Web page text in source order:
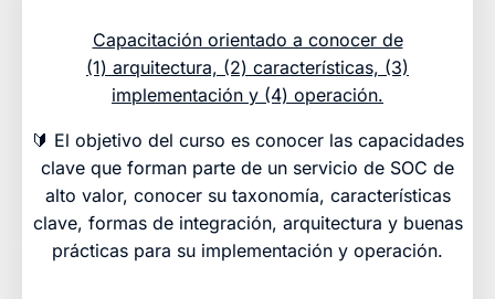
Capacitación orientado a conocer de
(1) arquitectura, (2) características, (3)
implementación y (4) operación.
🔰 El objetivo del curso es conocer las capacidades
clave que forman parte de un servicio de SOC de
alto valor, conocer su taxonomía, características
clave, formas de integración, arquitectura y buenas
prácticas para su implementación y operación.